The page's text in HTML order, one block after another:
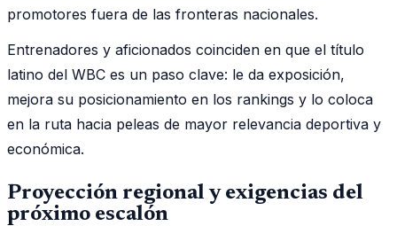
promotores fuera de las fronteras nacionales.
Entrenadores y aficionados coinciden en que el título
latino del WBC es un paso clave: le da exposición,
mejora su posicionamiento en los rankings y lo coloca
en la ruta hacia peleas de mayor relevancia deportiva y
económica.
Proyección regional y exigencias del
próximo escalón